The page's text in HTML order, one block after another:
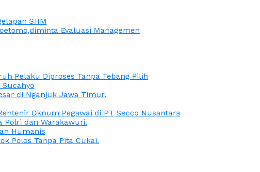
SHM
Evaluasi Managemen
Pelaku Diproses Tanpa Tebang Pilih
di Nganjuk Jawa Timur.
Oknum Pegawai di PT Secco Nusantara
Polri dan Warakawuri.
Humanis
Polos Tanpa Pita Cukai.